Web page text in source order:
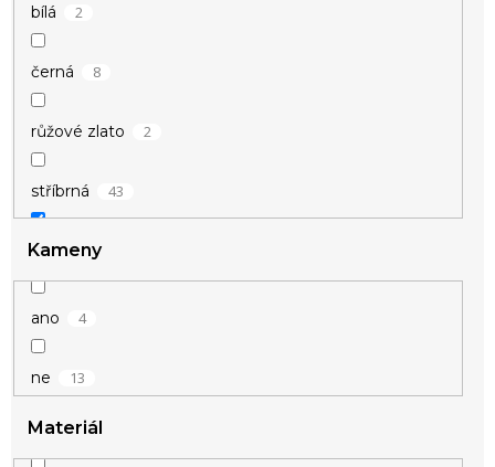
bílá 2
černá 8
růžové zlato 2
stříbrná 43
zlatá 17
Kameny
ano 4
ne 13
Materiál